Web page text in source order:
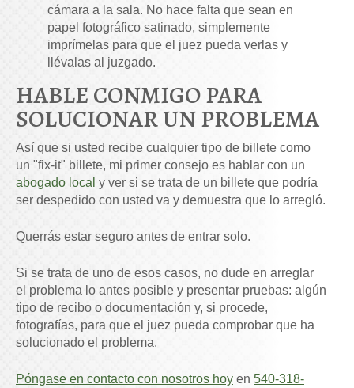
cámara a la sala. No hace falta que sean en
papel fotográfico satinado, simplemente
imprímelas para que el juez pueda verlas y
llévalas al juzgado.
HABLE CONMIGO PARA
SOLUCIONAR UN PROBLEMA
Así que si usted recibe cualquier tipo de billete como
un "fix-it" billete, mi primer consejo es hablar con un
abogado local y ver si se trata de un billete que podría
ser despedido con usted va y demuestra que lo arregló.
Querrás estar seguro antes de entrar solo.
Si se trata de uno de esos casos, no dude en arreglar
el problema lo antes posible y presentar pruebas: algún
tipo de recibo o documentación y, si procede,
fotografías, para que el juez pueda comprobar que ha
solucionado el problema.
Póngase en contacto con nosotros hoy en 540-318-